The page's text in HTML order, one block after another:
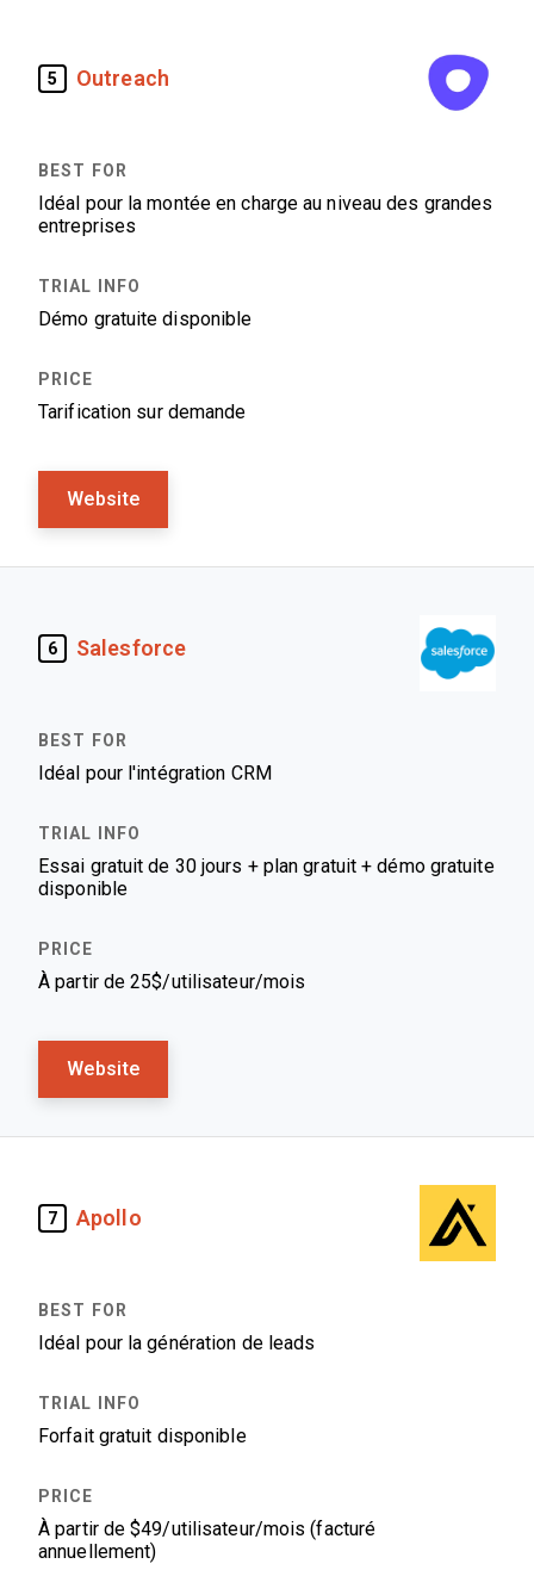
5 Outreach
Idéal pour la montée en charge au niveau des grandes
entreprises
Démo gratuite disponible
Tarification sur demande
Website
6 Salesforce
Idéal pour l'intégration CRM
Essai gratuit de 30 jours + plan gratuit + démo gratuite
disponible
À partir de 25$/utilisateur/mois
Website
7 Apollo
Idéal pour la génération de leads
Forfait gratuit disponible
À partir de $49/utilisateur/mois (facturé
annuellement)